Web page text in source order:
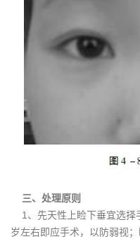
三、处理原则
1、先天性上睑下垂宜选择
岁左右即应手术，以防弱视